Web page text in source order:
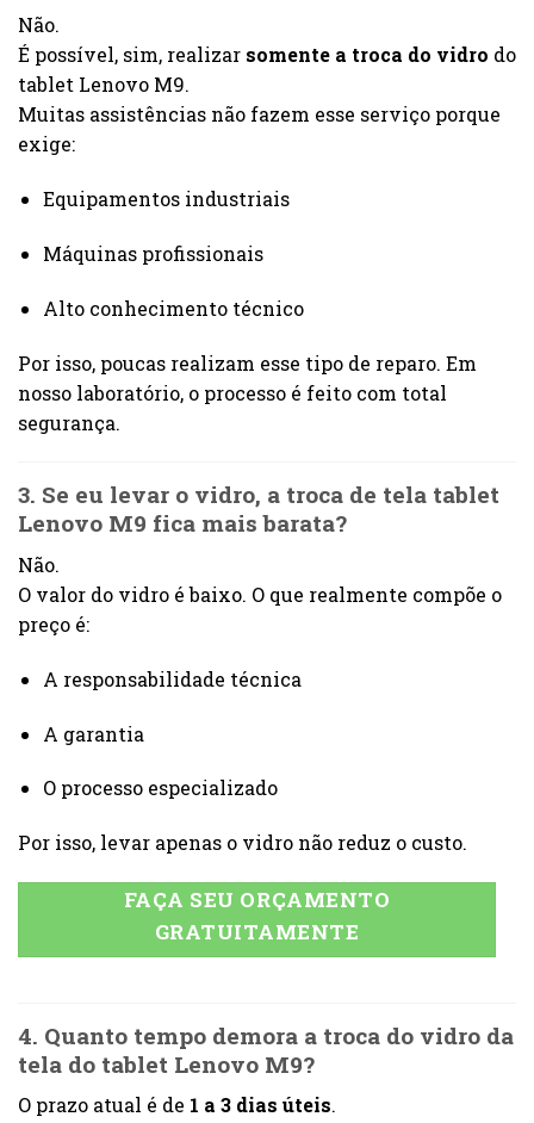
Não.
É possível, sim, realizar somente a troca do vidro do
tablet Lenovo M9.
Muitas assistências não fazem esse serviço porque
exige:
Equipamentos industriais
Máquinas profissionais
Alto conhecimento técnico
Por isso, poucas realizam esse tipo de reparo. Em
nosso laboratório, o processo é feito com total
segurança.
3. Se eu levar o vidro, a troca de tela tablet
Lenovo M9 fica mais barata?
Não.
O valor do vidro é baixo. O que realmente compõe o
preço é:
A responsabilidade técnica
A garantia
O processo especializado
Por isso, levar apenas o vidro não reduz o custo.
FAÇA SEU ORÇAMENTO
GRATUITAMENTE
4. Quanto tempo demora a troca do vidro da
tela do tablet Lenovo M9?
O prazo atual é de 1 a 3 dias úteis.